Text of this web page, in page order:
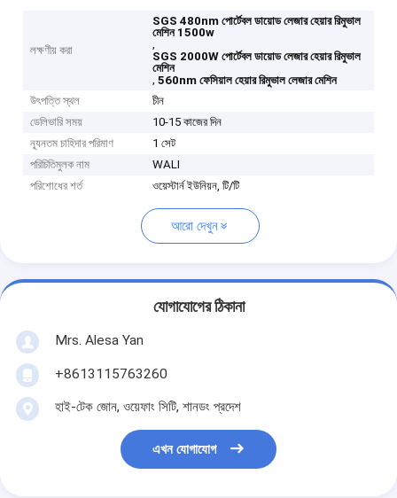
লক্ষণীয় করা
SGS 480nm পোর্টেবল ডায়োড লেজার হেয়ার রিমুভাল
মেশিন 1500w
,
SGS 2000W পোর্টেবল ডায়োড লেজার হেয়ার রিমুভাল
মেশিন
,560nm ফেসিয়াল হেয়ার রিমুভাল লেজার মেশিন
উৎপত্তি স্থল
চীন
ডেলিভারি সময়
10-15 কাজের দিন
ন্যূনতম চাহিদার পরিমাণ
1 সেট
পরিচিতিমুলক নাম
WALI
পরিশোধের শর্ত
ওয়েস্টার্ন ইউনিয়ন, টি/টি
আরো দেখুন
যোগাযোগের ঠিকানা
Mrs. Alesa Yan
+8613115763260
হাই-টেক জোন, ওয়েফাং সিটি, শানডং প্রদেশ
এখন যোগাযোগ